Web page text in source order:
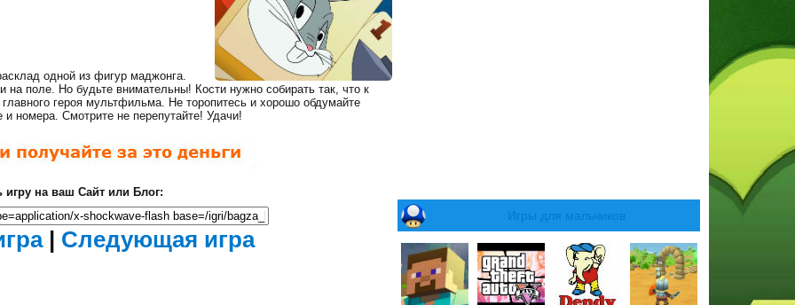
танки
одной из фигур маджонга.
поле. Но будьте внимательны! Кости нужно собирать так, что к
героя мультфильма. Не торопитесь и хорошо обдумайте
номера. Смотрите не перепутайте! Удачи!
Загрузка...
Закрыть
рекламу
Идет
загрузка...
игру на ваш Сайт или Блог:
| Следующая игра
Игры для мальчиков